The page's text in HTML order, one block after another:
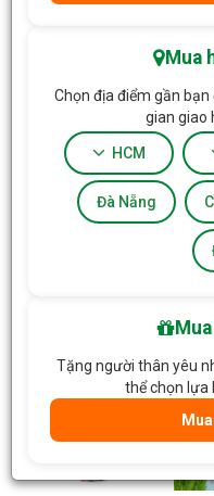
Mua
Chọn địa điểm gần
gian giao
HCM
Đà Nẵng
Tặng người thân yêu
thể chọn lựa